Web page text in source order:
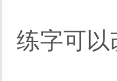
练字可以